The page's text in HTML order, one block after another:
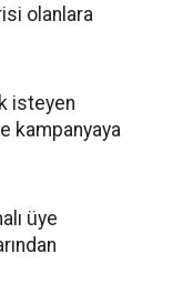
olanlara
isteyen
kampanyaya
üye